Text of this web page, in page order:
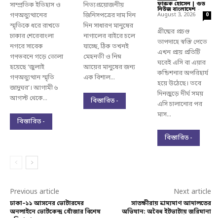
সাম্প্রতিক ইতিহাস ও
গণঅভ্যুত্থানের
স্মৃতিকে ধরে রাখতে
ঢাকার শেরেবাংলা
নগরে সাবেক
গণভবনে গড়ে তোলা
হয়েছে ‘জুলাই
গণঅভ্যুত্থান স্মৃতি
জাদুঘর’। আগামী ৬
আগস্ট থেকে...
বিস্তারিত -
নিত্যপ্রয়োজনীয়
জিনিসপত্রের দাম দিন
দিন সাধারণ মানুষের
নাগালের বাইরে চলে
যাচ্ছে, ঠিক তখনই
মেহনতী ও নিম্ন
আয়ের মানুষের জন্য
এক বিশাল...
বিস্তারিত -
ফারুক হোসেন | গুড
নিউজ বাংলাদেশ -
August 3, 2026 0
গ্রীষ্মের প্রচণ্ড
তাপদাহে স্বস্তি পেতে
এখন প্রায় প্রতিটি
ঘরেই এসি বা এয়ার
কন্ডিশনার অপরিহার্য
হয়ে উঠেছে। তবে
দিনজুড়ে দীর্ঘ সময়
এসি চালানোর পর
মাস...
বিস্তারিত -
Previous article
ঢাকা–১১ আসনের ভোটারদের
অনলাইনে ভোটকেন্দ্র খোঁজার বিশেষ
Next article
সাতক্ষীরায় ভ্রাম্যমাণ আদালতের
অভিযান: অবৈধ ইটভাটায় জরিমানা